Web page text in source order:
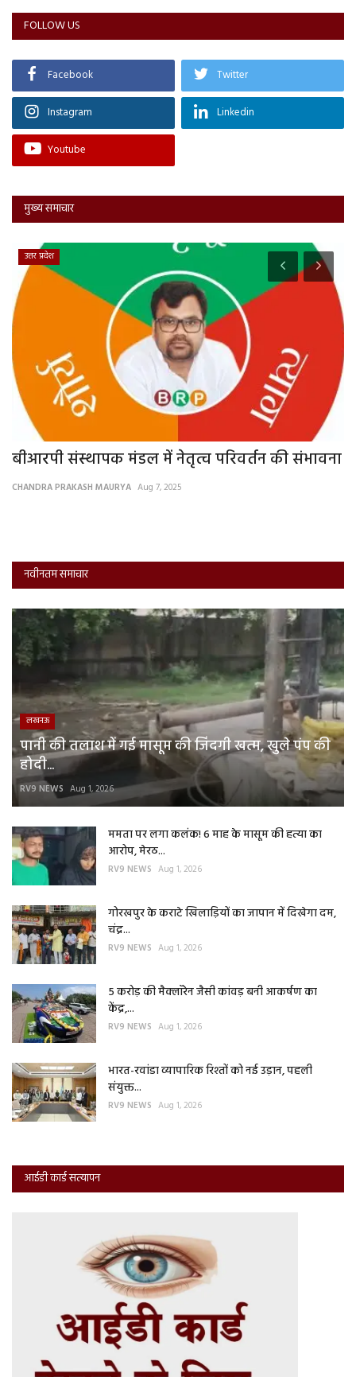
FOLLOW US
Facebook Twitter
Instagram Linkedin
Youtube
मुख्य समाचार
उत्तर प्रदेश
बीआरपी संस्थापक मंडल में नेतृत्व परिवर्तन की संभावना
CHANDRA PRAKASH MAURYA Aug 7, 2025
नवीनतम समाचार
लखनऊ
पानी की तलाश में गई मासूम की जिंदगी खत्म, खुले पंप की
होदी...
RV9 NEWS Aug 1, 2026
ममता पर लगा कलंक! 6 माह के मासूम की हत्या का
आरोप, मेरठ...
RV9 NEWS Aug 1, 2026
गोरखपुर के कराटे खिलाड़ियों का जापान में दिखेगा दम,
चंद्र...
RV9 NEWS Aug 1, 2026
5 करोड़ की मैक्लॉरेन जैसी कांवड़ बनी आकर्षण का
केंद्र,...
RV9 NEWS Aug 1, 2026
भारत-रवांडा व्यापारिक रिश्तों को नई उड़ान, पहली
संयुक्त...
RV9 NEWS Aug 1, 2026
आईडी कार्ड सत्यापन